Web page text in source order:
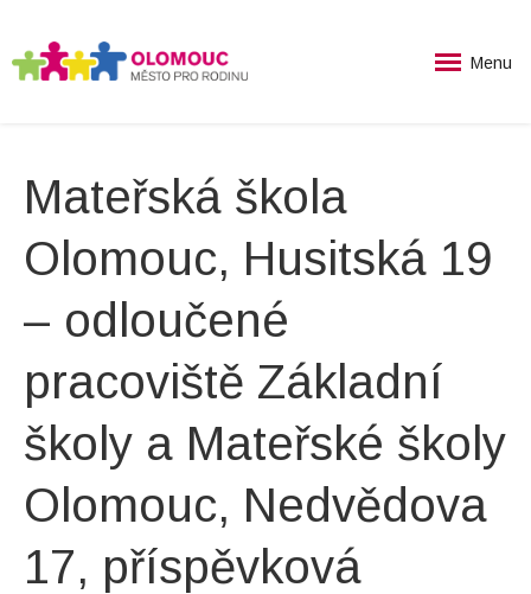
Menu
Mateřská škola
Olomouc, Husitská 19
– odloučené
pracoviště Základní
školy a Mateřské školy
Olomouc, Nedvědova
17, příspěvková